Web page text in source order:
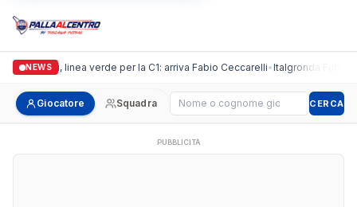
NEWS
Casalguidi, linea verde per la C1: arriva Fabio Ceccarelli•Italgronda Futsal
Giocatore Squadra Cerca giocatore CERCA
PUBBLICITÀ